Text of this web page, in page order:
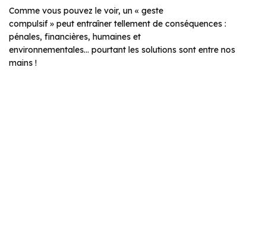
Comme vous pouvez le voir, un « geste
compulsif » peut entraîner tellement de conséquences :
pénales, financières, humaines et
environnementales… pourtant les solutions sont entre nos
mains !